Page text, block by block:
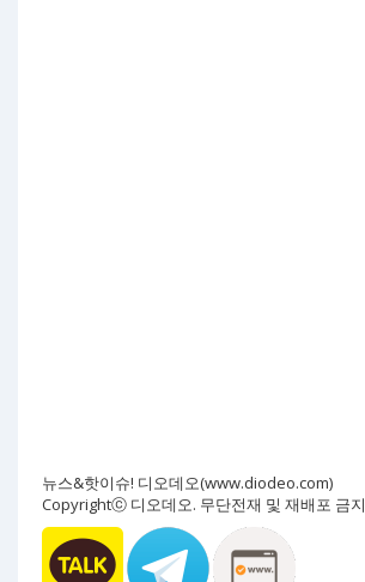
뉴스&핫이슈! 디오데오(www.diodeo.com)
Copyrightⓒ 디오데오. 무단전재 및 재배포 금지